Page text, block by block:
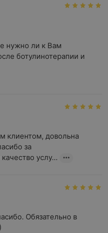
нужно ли к Вам
ботулинотерапии и
клиентом, довольна
за
услу...
Обязательно в